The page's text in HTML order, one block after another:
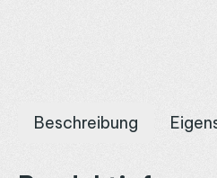
Beschreibung